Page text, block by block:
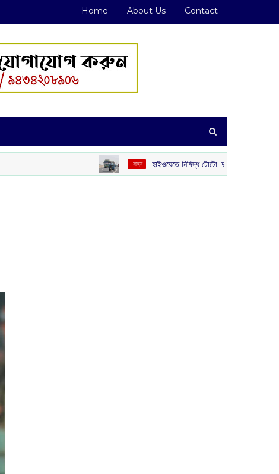
Home About Us Contact
হাইওয়েতে নিষিদ্ধ টোটো: দুর্ঘটনা ও যানজট রুখতে কড়া পদক্ষেপ রাজ্য